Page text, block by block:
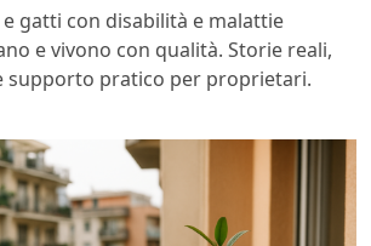
gatti con disabilità e malattie
e vivono con qualità. Storie reali,
supporto pratico per proprietari.